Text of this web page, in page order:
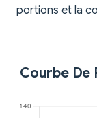
portions et la
Courbe De